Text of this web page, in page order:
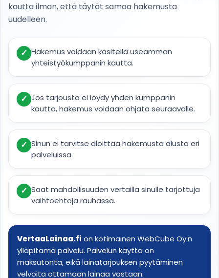
kautta ilman, että täytät samaa hakemusta
uudelleen.
✓ Hakemus voidaan käsitellä useamman
yhteistyökumppanin kautta.
✓ Jos tarjousta ei löydy yhden kumppanin
kautta, hakemus voidaan ohjata seuraavalle.
✓ Sinun ei tarvitse aloittaa hakemusta alusta eri
palveluissa.
✓ Saat mahdollisuuden vertailla sinulle tarjottuja
vaihtoehtoja rauhassa.
VertaaLainaa.fi on kotimainen WebCube Oy:n
ylläpitämä palvelu. Palvelun käyttö on
maksutonta, eikä lainatarjouksen pyytäminen
velvoita ottamaan lainaa vastaan.